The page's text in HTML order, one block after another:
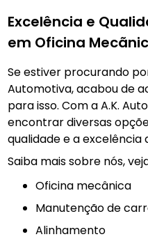
Excelência e
em Oficina
Se estiver procurando
Automotiva, acabou de
para isso. Com a A.K.
encontrar diversas
qualidade e a excelência
Saiba mais sobre nós,
Oficina mecânica
manutenção de
Alinhamento